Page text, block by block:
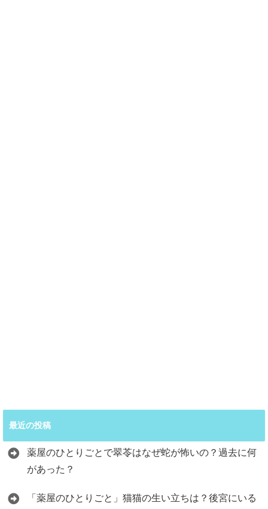
最近の投稿
薬屋のひとりごとで翠苓はなぜ蛇が怖いの？過去に何
があった？
「薬屋のひとりごと」猫猫の生い立ちは？後宮にいる